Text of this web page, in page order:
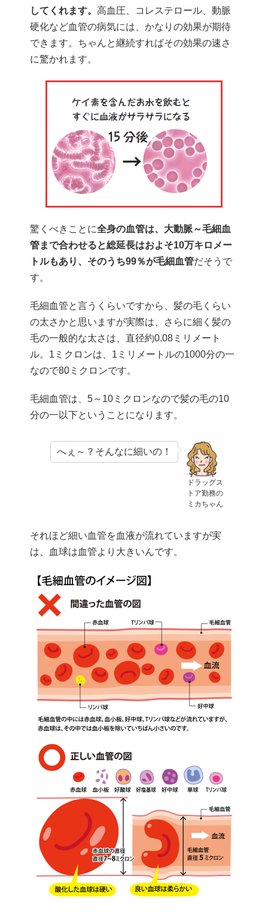
してくれます。 高血圧、コレステロール、動脈
硬化など血管の病気には、かなりの効果が期待
できます。ちゃんと継続すればその効果の速さ
に驚かれます。
驚くべきことに全身の血管は、大動脈～毛細血
管まで合わせると総延長はおよそ10万キロメー
トルもあり、そのうち99％が毛細血管だそうで
す。
毛細血管と言うくらいですから、髪の毛くらい
の太さかと思いますが実際は、さらに細く髪の
毛の一般的な太さは、直径約0.08ミリメート
ル。1ミクロンは、1ミリメートルの1000分の一
なので80ミクロンです。
毛細血管は、5～10ミクロンなので髪の毛の10
分の一以下ということになります。
ドラッグス
トア勤務の
ミカちゃん
へぇ～？そんなに細いの！
それほど細い血管を血液が流れていますが実
は、血球は血管より大きいんです。